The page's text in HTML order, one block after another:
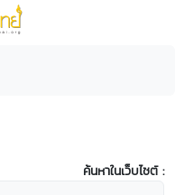
ค้นหาในเว็บไซต์ :